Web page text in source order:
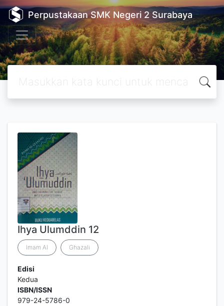
Perpustakaan SMK Negeri 2 Surabaya
Ihya Ulumddin 12
Imam Al Ghazali
Edisi
Kedua
ISBN/ISSN
979-24-5786-0